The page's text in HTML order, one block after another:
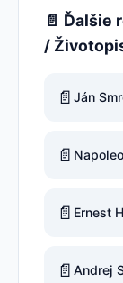
📄 Ďalšie
/
📄 Ján
📄
📄 Ernest
📄 Andrej